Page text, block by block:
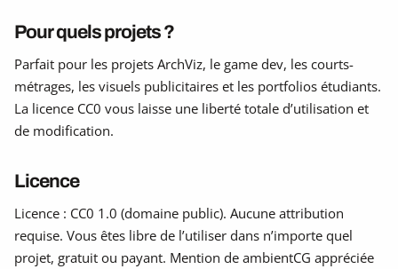
Pour quels projets ?
Parfait pour les projets ArchViz, le game dev, les courts-
métrages, les visuels publicitaires et les portfolios étudiants.
La licence CC0 vous laisse une liberté totale d’utilisation et
de modification.
Licence
Licence : CC0 1.0 (domaine public). Aucune attribution
requise. Vous êtes libre de l’utiliser dans n’importe quel
projet, gratuit ou payant. Mention de ambientCG appréciée